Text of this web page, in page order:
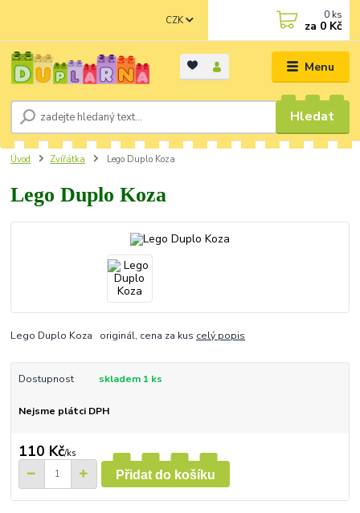
Menu
CZK
Hledat
0 ks
za 0 Kč
Úvod Zvířátka Lego Duplo Koza
Lego Duplo Koza
Lego Duplo Koza originál, cena za kus celý popis
Dostupnost skladem 1 ks
Nejsme plátci DPH
110 Kč/ks
Přidat do košíku